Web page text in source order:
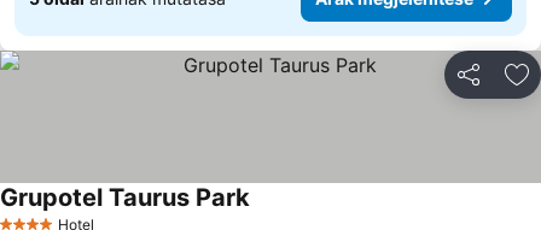
Hotel
Grupotel Taurus Park